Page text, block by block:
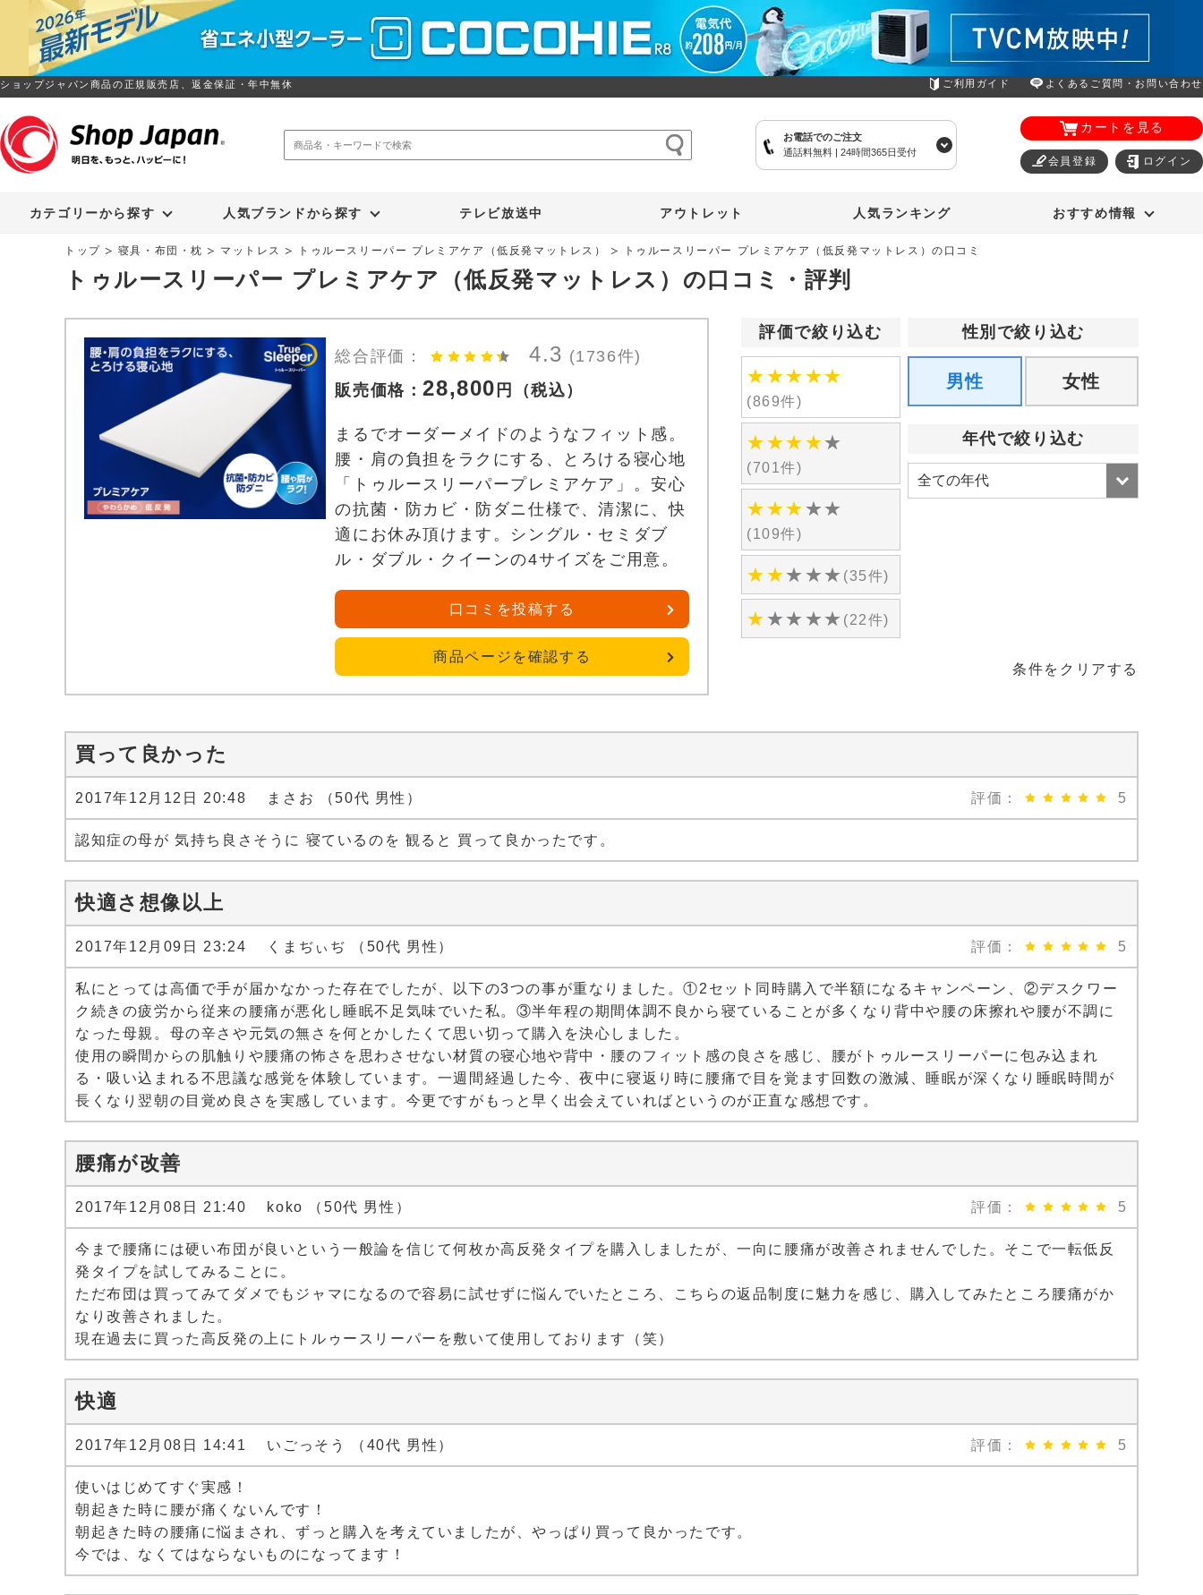
ショップジャパン商品の正規販売店、返金保証・年中無休 ご利用ガイド よくあるご質問・お問い合わせ
お電話でのご注文
通話料無料 | 24時間365日受付
カートを見る
会員登録 ログイン
カテゴリーから探す 人気ブランドから探す テレビ放送中 アウトレット 人気ランキング おすすめ情報
トップ 寝具・布団・枕 マットレス トゥルースリーパー プレミアケア（低反発マットレス） トゥルースリーパー プレミアケア（低反発マットレス）の口コミ
トゥルースリーパー プレミアケア（低反発マットレス）の口コミ・評判
総合評価： 4.3 (1736件)
販売価格：28,800 円 （税込）
まるでオーダーメイドのようなフィット感。
腰・肩の負担をラクにする、とろける寝心地
「トゥルースリーパープレミアケア」。安心
の抗菌・防カビ・防ダニ仕様で、清潔に、快
適にお休み頂けます。シングル・セミダブ
ル・ダブル・クイーンの4サイズをご用意。
口コミを投稿する
商品ページを確認する
評価で絞り込む
★★★★★
(869件)
★★★★★
(701件)
★★★★★
(109件)
★★★★★ (35件)
★★★★★ (22件)
性別で絞り込む
男性 女性
年代で絞り込む
条件をクリアする
買って良かった
2017年12月12日 20:48 まさお （50代 男性） 評価： 5
認知症の母が 気持ち良さそうに 寝ているのを 観ると 買って良かったです。
快適さ想像以上
2017年12月09日 23:24 くまぢぃぢ （50代 男性） 評価： 5
私にとっては高価で手が届かなかった存在でしたが、以下の3つの事が重なりました。①2セット同時購入で半額になるキャンペーン、②デスクワー
ク続きの疲労から従来の腰痛が悪化し睡眠不足気味でいた私。③半年程の期間体調不良から寝ていることが多くなり背中や腰の床擦れや腰が不調に
なった母親。母の辛さや元気の無さを何とかしたくて思い切って購入を決心しました。
使用の瞬間からの肌触りや腰痛の怖さを思わさせない材質の寝心地や背中・腰のフィット感の良さを感じ、腰がトゥルースリーパーに包み込まれ
る・吸い込まれる不思議な感覚を体験しています。一週間経過した今、夜中に寝返り時に腰痛で目を覚ます回数の激減、睡眠が深くなり睡眠時間が
長くなり翌朝の目覚め良さを実感しています。今更ですがもっと早く出会えていればというのが正直な感想です。
腰痛が改善
2017年12月08日 21:40 koko （50代 男性） 評価： 5
今まで腰痛には硬い布団が良いという一般論を信じて何枚か高反発タイプを購入しましたが、一向に腰痛が改善されませんでした。そこで一転低反
発タイプを試してみることに。
ただ布団は買ってみてダメでもジャマになるので容易に試せずに悩んでいたところ、こちらの返品制度に魅力を感じ、購入してみたところ腰痛がか
なり改善されました。
現在過去に買った高反発の上にトルゥースリーパーを敷いて使用しております（笑）
快適
2017年12月08日 14:41 いごっそう （40代 男性） 評価： 5
使いはじめてすぐ実感！
朝起きた時に腰が痛くないんです！
朝起きた時の腰痛に悩まされ、ずっと購入を考えていましたが、やっぱり買って良かったです。
今では、なくてはならないものになってます！